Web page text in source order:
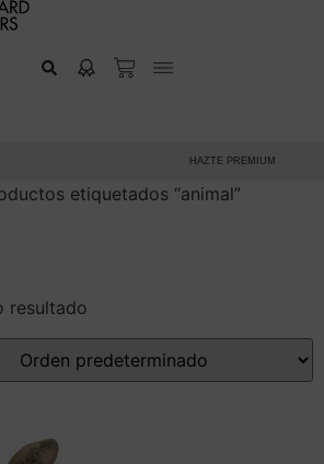
HAZTE PREMIUM
etiquetados “animal”
resultado